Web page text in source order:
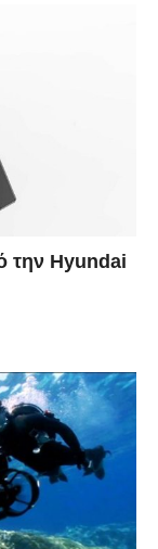
την Hyundai